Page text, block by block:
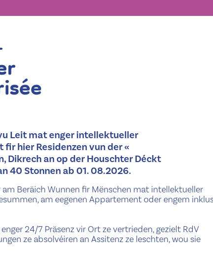
Leit mat enger intellektueller
hier Residenzen vun der «
Dikrech an op der Houschter Déckt
40 Stonnen ab 01. 08.2026.
Beräich Wunnen fir Mënschen mat intellektueller
am eegenen Appartement oder engem
24/7 Präsenz vir Ort ze vertrieden, gezielt RdV
ze absolvéiren an Assitenz ze leschten, wou sie